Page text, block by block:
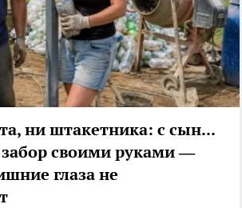
ни штакетника: с сыном
своими руками —
глаза не